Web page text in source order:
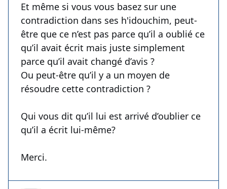
Et même si vous vous basez sur une
contradiction dans ses h'idouchim, peut-
être que ce n’est pas parce qu’il a oublié ce
qu’il avait écrit mais juste simplement
parce qu’il avait changé d’avis ?
Ou peut-être qu’il y a un moyen de
résoudre cette contradiction ?
Qui vous dit qu’il lui est arrivé d’oublier ce
qu’il a écrit lui-même?
Merci.